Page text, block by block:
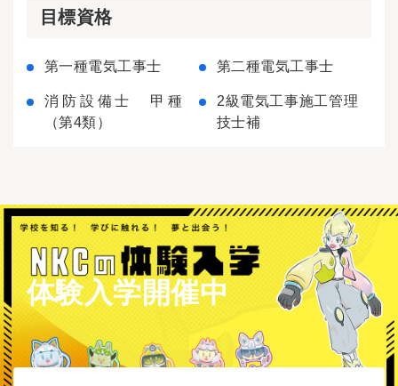
目標資格
第一種電気工事士 第二種電気工事士
消防設備士 甲種
（第4類）
2級電気工事施工管理
技士補
体験入学開催中